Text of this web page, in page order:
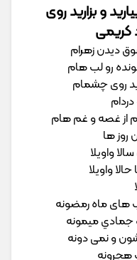
و بزارید روی
دیدن زهرام
رو لب هام
روی چشمام
غصه و غم هام
روز ها
واویلا
واویلا
ماه رمضونه
میمونه
و نمی دونه